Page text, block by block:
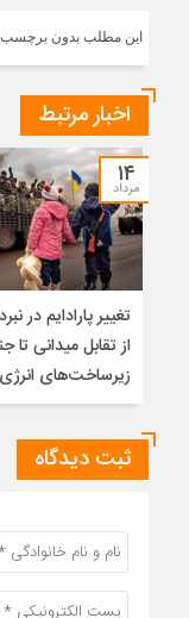
این مطلب بدون برچسب
اخبار مرتبط
۱۴
مرداد
تغییر پارادایم در
از تقابل میدانی تا
زیرساخت‌های انرژی
ثبت دیدگاه